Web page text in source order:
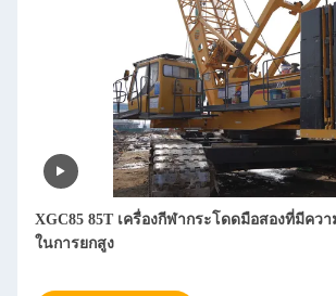
XGC85 85T เครื่องกีฬากระโดดมือสองที่มีคว
ในการยกสูง